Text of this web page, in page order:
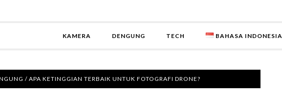
KAMERA DENGUNG TECH BAHASA INDONESIA
/ APA KETINGGIAN TERBAIK UNTUK FOTOGRAFI DRONE?